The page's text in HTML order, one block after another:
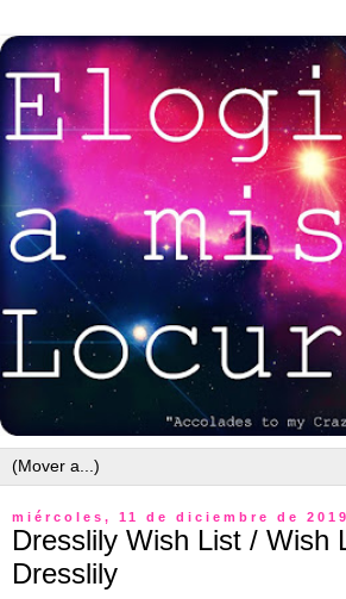
miércoles, 11 de diciembre de 2019
Dresslily Wish List / Wish
Dresslily